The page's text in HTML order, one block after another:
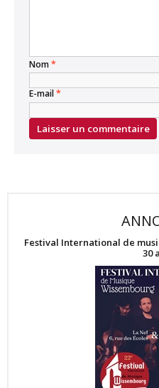
Nom*
E-mail*
Festival International de
30